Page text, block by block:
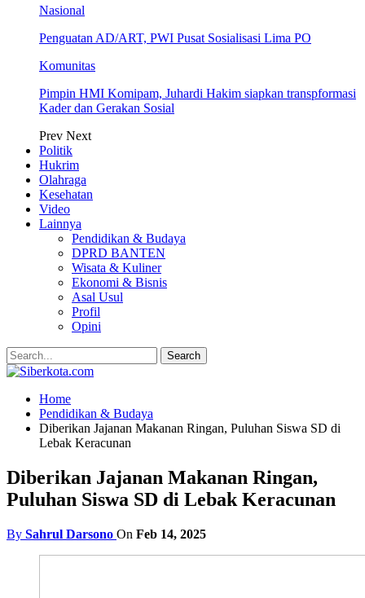
Nasional
Penguatan AD/ART, PWI Pusat Sosialisasi Lima PO
Komunitas
Pimpin HMI Komipam, Juhardi Hakim siapkan transpformasi
Kader dan Gerakan Sosial
Prev Next
Politik
Hukrim
Olahraga
Kesehatan
Video
Lainnya
Pendidikan & Budaya
DPRD BANTEN
Wisata & Kuliner
Ekonomi & Bisnis
Asal Usul
Profil
Opini
Home
Pendidikan & Budaya
Diberikan Jajanan Makanan Ringan, Puluhan Siswa SD di
Lebak Keracunan
Diberikan Jajanan Makanan Ringan,
Puluhan Siswa SD di Lebak Keracunan
By Sahrul Darsono On Feb 14, 2025